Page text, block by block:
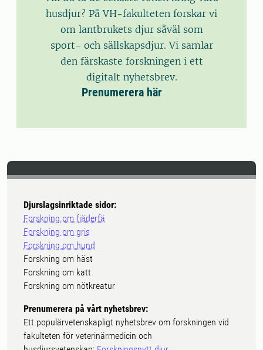
husdjur? På VH-fakulteten forskar vi
om lantbrukets djur såväl som
sport- och sällskapsdjur. Vi samlar
den färskaste forskningen i ett
digitalt nyhetsbrev.
Prenumerera här
Djurslagsinriktade sidor:
Forskning om fjäderfä
Forskning om gris
Forskning om hund
Forskning om häst
Forskning om katt
Forskning om nötkreatur
Prenumerera på vårt nyhetsbrev:
Ett populärvetenskapligt nyhetsbrev om forskningen vid
fakulteten för veterinärmedicin och